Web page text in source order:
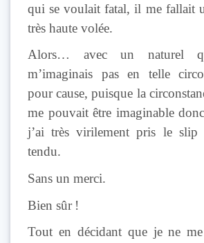
qui se voulait fatal, il me fallait
très haute volée.
Alors… avec un naturel
m’imaginais pas en telle
pour cause, puisque la
me pouvait être imaginable
j’ai très virilement pris le slip
tendu.
Sans un merci.
Bien sûr !
Tout en décidant que je ne